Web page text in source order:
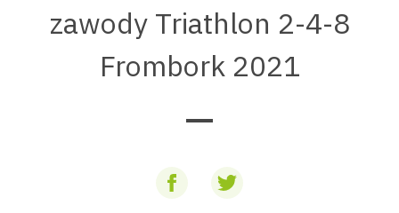
zawody Triathlon 2-4-8
Frombork 2021